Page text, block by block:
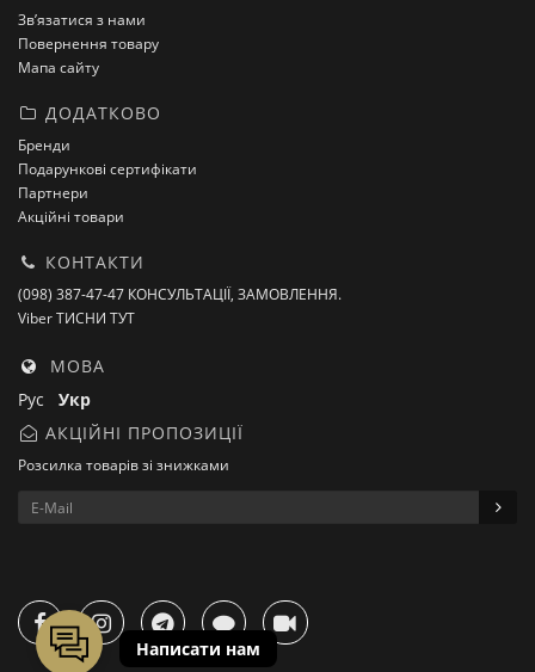
Зв’язатися з нами
Повернення товару
Мапа сайту
ДОДАТКОВО
Бренди
Подарункові сертифікати
Партнери
Акційні товари
КОНТАКТИ
(098) 387-47-47 КОНСУЛЬТАЦІЇ, ЗАМОВЛЕННЯ.
Viber ТИСНИ ТУТ
МОВА
Рус Укр
АКЦІЙНІ ПРОПОЗИЦІЇ
Розсилка товарів зі знижками